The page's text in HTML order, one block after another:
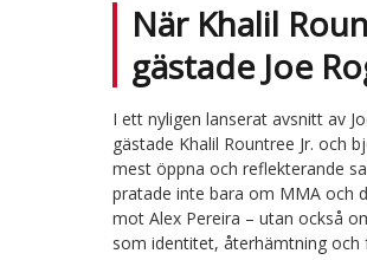
När Khalil
gästade Joe
I ett nyligen lanserat avsnitt av
gästade Khalil Rountree Jr. och
mest öppna och reflekterande
pratade inte bara om MMA och
mot Alex Pereira – utan också
som identitet, återhämtning och